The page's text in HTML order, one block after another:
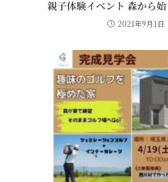
親子体験イベント 森から
2021年9月1日